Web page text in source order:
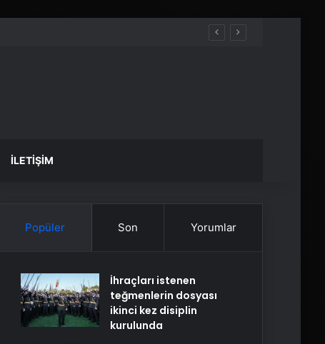
İLETIŞIM
Popüler Son Yorumlar
İhraçları istenen
teğmenlerin dosyası
ikinci kez disiplin
kurulunda